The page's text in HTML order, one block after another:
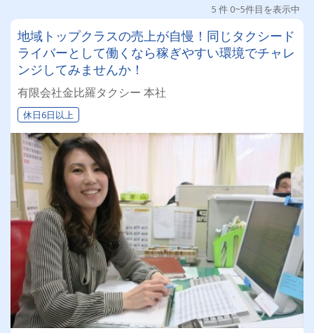
5 件 0~5件目を表示中
地域トップクラスの売上が自慢！同じタクシード
ライバーとして働くなら稼ぎやすい環境でチャレ
ンジしてみませんか！
有限会社金比羅タクシー 本社
休日6日以上